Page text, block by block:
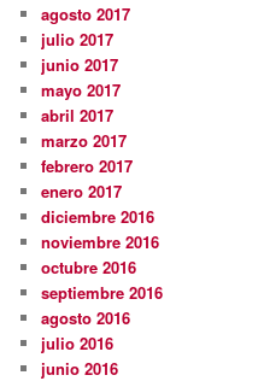
agosto 2017
julio 2017
junio 2017
mayo 2017
abril 2017
marzo 2017
febrero 2017
enero 2017
diciembre 2016
noviembre 2016
octubre 2016
septiembre 2016
agosto 2016
julio 2016
junio 2016